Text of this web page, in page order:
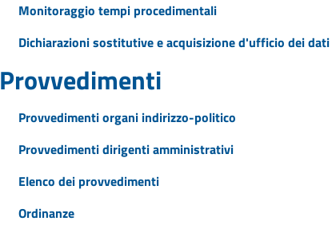
Monitoraggio tempi procedimentali
Dichiarazioni sostitutive e acquisizione d'ufficio dei dati
Provvedimenti
Provvedimenti organi indirizzo-politico
Provvedimenti dirigenti amministrativi
Elenco dei provvedimenti
Ordinanze